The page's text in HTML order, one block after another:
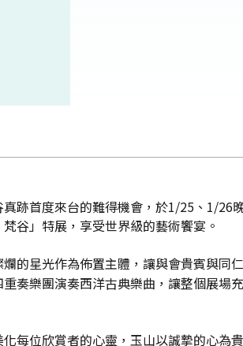
跡首度來台的難得機會，於1/25、1/26
谷」特展，享受世界級的藝術饗宴。
的星光作為佈置主體，讓與會貴賓與
奏樂團演奏西洋古典樂曲，讓整個展
每位欣賞者的心靈，玉山以誠摯的心